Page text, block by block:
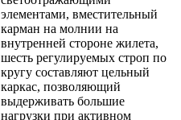
элементами, вместительный
карман на молнии на
внутренней стороне жилета,
шесть регулируемых строп по
кругу составляют цельный
каркас, позволяющий
выдерживать большие
нагрузки при активном